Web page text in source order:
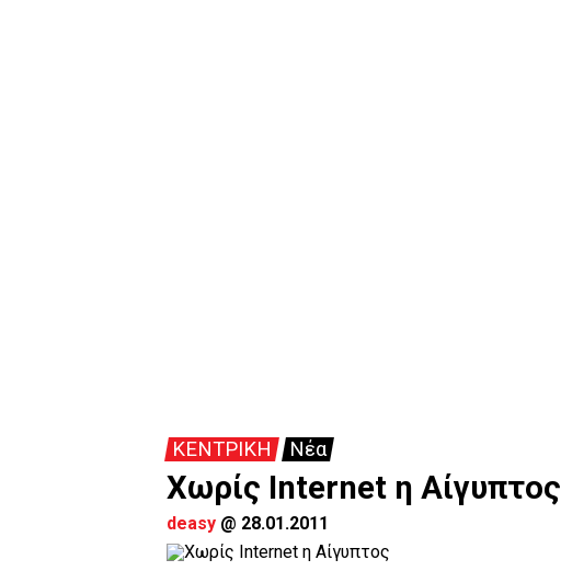
ΚΕΝΤΡΙΚΗ Νέα
Χωρίς Internet η Αίγυπτος
deasy @ 28.01.2011